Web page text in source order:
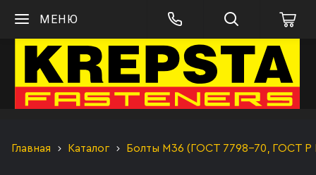
МЕНЮ
Главная Каталог Болты М36 (ГОСТ 7798-70, ГОСТ Р